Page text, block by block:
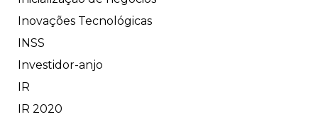
Inovações Tecnológicas
INSS
Investidor-anjo
IR
IR 2020